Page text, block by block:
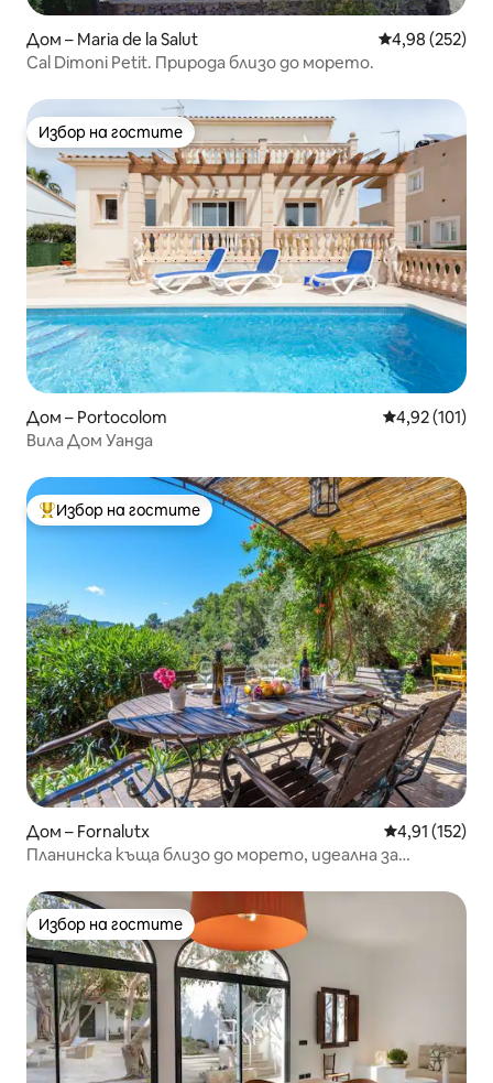
Дом – Maria de la Salut Средна
4,98 (252)
Cal Dimoni Petit. Природа близо до морето.
Избор на гостите
Избор на гостите
Дом – Portocolom Средна
4,92 (101)
Вила Дом Уанда
Най-популярен избор на гостите
Избор на гостите
Дом – Fornalutx Средна
4,91 (152)
Планинска къща близо до морето, идеална за
Избор на гостите
Избор на гостите